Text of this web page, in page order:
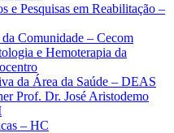
e Pesquisas em Reabilitação –
Comunidade – Cecom
e Hemoterapia da
da Área da Saúde – DEAS
Prof. Dr. José Aristodemo
– HC